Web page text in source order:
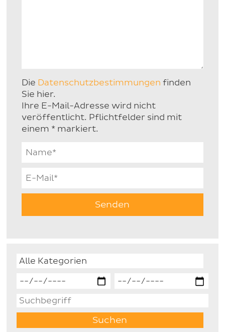
Die Datenschutzbestimmungen finden
Sie hier.
Ihre E-Mail-Adresse wird nicht
veröffentlicht. Pflichtfelder sind mit
einem * markiert.